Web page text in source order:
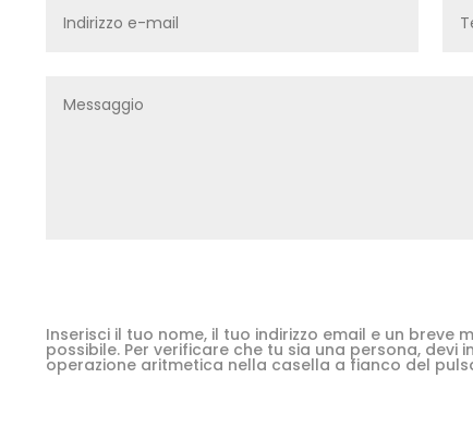
Inserisci il tuo nome, il tuo indirizzo email e un
possibile. Per verificare che tu sia una persona, devi
operazione aritmetica nella casella a fianco del